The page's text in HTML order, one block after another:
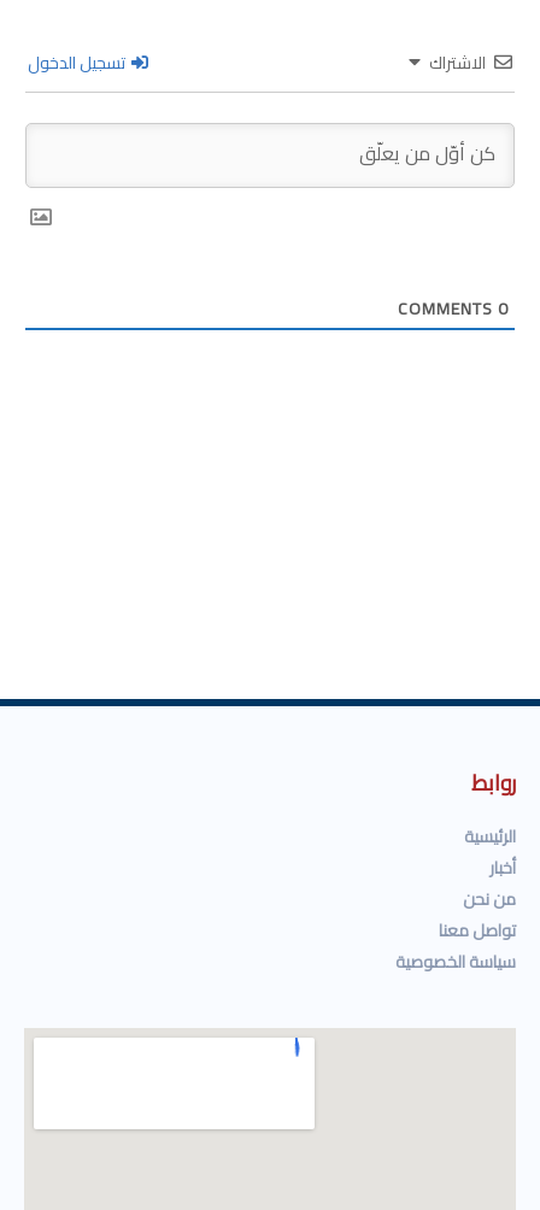
الاشتراك تسجيل الدخول
0
روابط
الرئيسية
أخبار
من نحن
تواصل معنا
سياسة الخصوصية